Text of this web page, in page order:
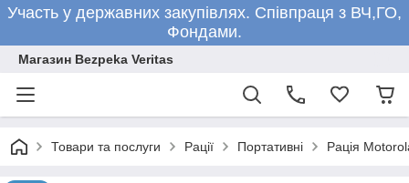
Участь у державних закупівлях. Співпраця з ВЧ,ГО,
Фондами.
Магазин Bezpeka Veritas
Товари та послуги Рації Портативні Рація